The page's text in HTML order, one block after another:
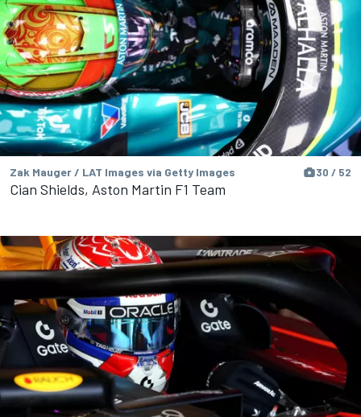
Zak Mauger / LAT Images via Getty Images 30 / 52
Cian Shields, Aston Martin F1 Team